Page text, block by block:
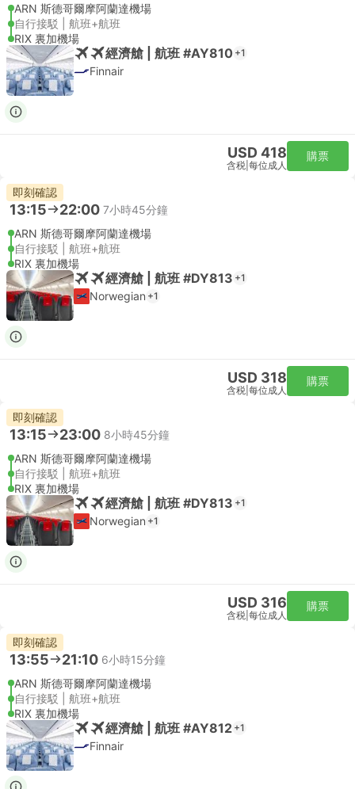
ARN 斯德哥爾摩阿蘭達機場
自行接駁 | 航班+航班
RIX 裏加機場
經濟艙 | 航班 #AY810 +1
Finnair
USD 418
含税 每位成人
購票
即刻確認
13:15 22:00 7小時45分鐘
ARN 斯德哥爾摩阿蘭達機場
自行接駁 | 航班+航班
RIX 裏加機場
經濟艙 | 航班 #DY813 +1
Norwegian +1
USD 318
含税 每位成人
購票
即刻確認
13:15 23:00 8小時45分鐘
ARN 斯德哥爾摩阿蘭達機場
自行接駁 | 航班+航班
RIX 裏加機場
經濟艙 | 航班 #DY813 +1
Norwegian +1
USD 316
含税 每位成人
購票
即刻確認
13:55 21:10 6小時15分鐘
ARN 斯德哥爾摩阿蘭達機場
自行接駁 | 航班+航班
RIX 裏加機場
經濟艙 | 航班 #AY812 +1
Finnair